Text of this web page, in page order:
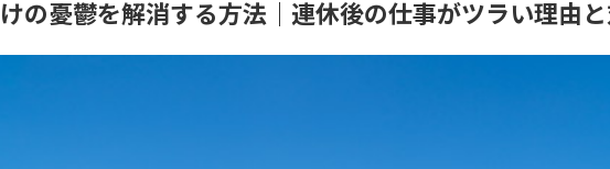
の憂鬱を解消する方法｜連休後の仕事がツラい理由